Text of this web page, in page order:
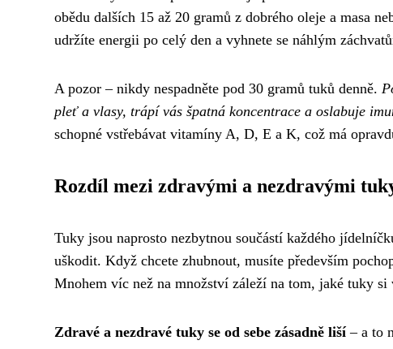
obědu dalších 15 až 20 gramů z dobrého oleje a masa
udržíte energii po celý den a vyhnete se náhlým
A pozor – nikdy nespadněte pod 30 gramů tuků denně.
pleť a vlasy, trápí vás špatná koncentrace a oslabuje
schopné vstřebávat vitamíny A, D, E a K, což má
Rozdíl mezi zdravými a nezdravými
Tuky jsou naprosto nezbytnou součástí každého
uškodit. Když chcete zhubnout, musíte především
Mnohem víc než na množství záleží na tom, jaké tuky si
Zdravé a nezdravé tuky se od sebe zásadně liší– a to